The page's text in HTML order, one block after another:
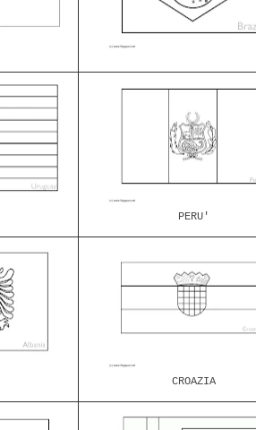
PERU'
CROAZIA